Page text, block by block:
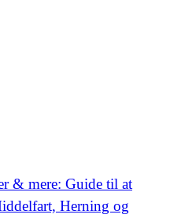
& mere: Guide til at
Herning og